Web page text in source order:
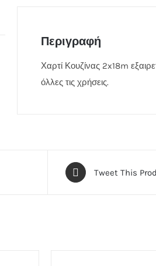
Περιγραφή
Χαρτί Κουζίνας 2x18m
όλλες τις χρήσεις.
Tweet This